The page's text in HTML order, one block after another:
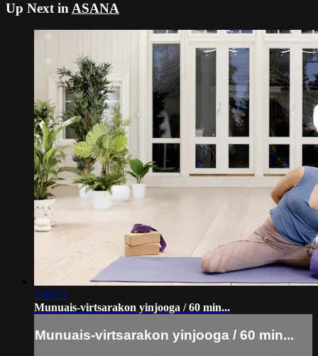
Up Next in ASANA
1:02:51
Munuais-virtsarakon yinjooga / 60 min...
Munuais-virtsarakon yinjooga / 60 min...